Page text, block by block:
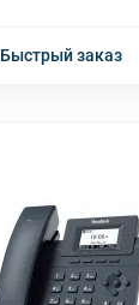
Быстрый заказ